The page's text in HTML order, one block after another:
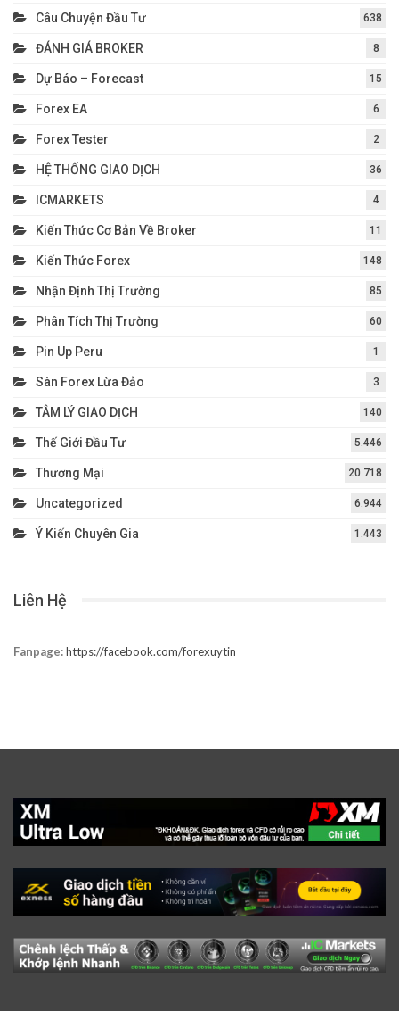
Câu Chuyện Đầu Tư 638
ĐÁNH GIÁ BROKER 8
Dự Báo – Forecast 15
Forex EA 6
Forex Tester 2
HỆ THỐNG GIAO DỊCH 36
ICMARKETS 4
Kiến Thức Cơ Bản Về Broker 11
Kiến Thức Forex 148
Nhận Định Thị Trường 85
Phân Tích Thị Trường 60
Pin Up Peru 1
Sàn Forex Lừa Đảo 3
TÂM LÝ GIAO DỊCH 140
Thế Giới Đầu Tư 5.446
Thương Mại 20.718
Uncategorized 6.944
Ý Kiến Chuyên Gia 1.443
Liên Hệ
Fanpage:https://facebook.com/forexuytin